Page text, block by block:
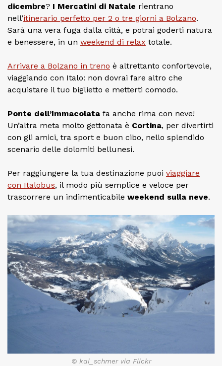
dicembre? I Mercatini di Natale rientrano
nell’itinerario perfetto per 2 o tre giorni a Bolzano.
Sarà una vera fuga dalla città, e potrai goderti natura
e benessere, in un weekend di relax totale.
Arrivare a Bolzano in treno è altrettanto confortevole,
viaggiando con Italo: non dovrai fare altro che
acquistare il tuo biglietto e metterti comodo.
Ponte dell’Immacolata fa anche rima con neve!
Un’altra meta molto gettonata è Cortina, per divertirti
con gli amici, tra sport e buon cibo, nello splendido
scenario delle dolomiti bellunesi.
Per raggiungere la tua destinazione puoi viaggiare
con Italobus, il modo più semplice e veloce per
trascorrere un indimenticabile weekend sulla neve.
© kai_schmer via Flickr